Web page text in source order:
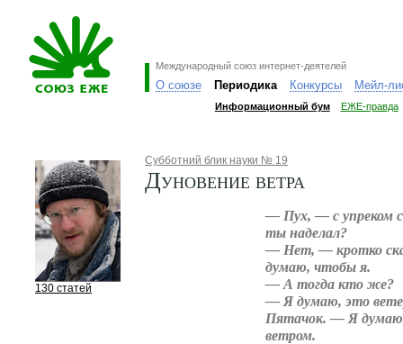
Международный союз интернет-деятелей
О союзе Периодика Конкурсы Мейл-
Информационный бум ЕЖЕ-правда
130 статей
Субботний блик науки № 19
Дуновение ветра
— Пух, — с упреком
ты наделал?
— Нет, — кротко
думаю, чтобы я.
— А тогда кто же?
— Я думаю, это
Пятачок. — Я
ветром.